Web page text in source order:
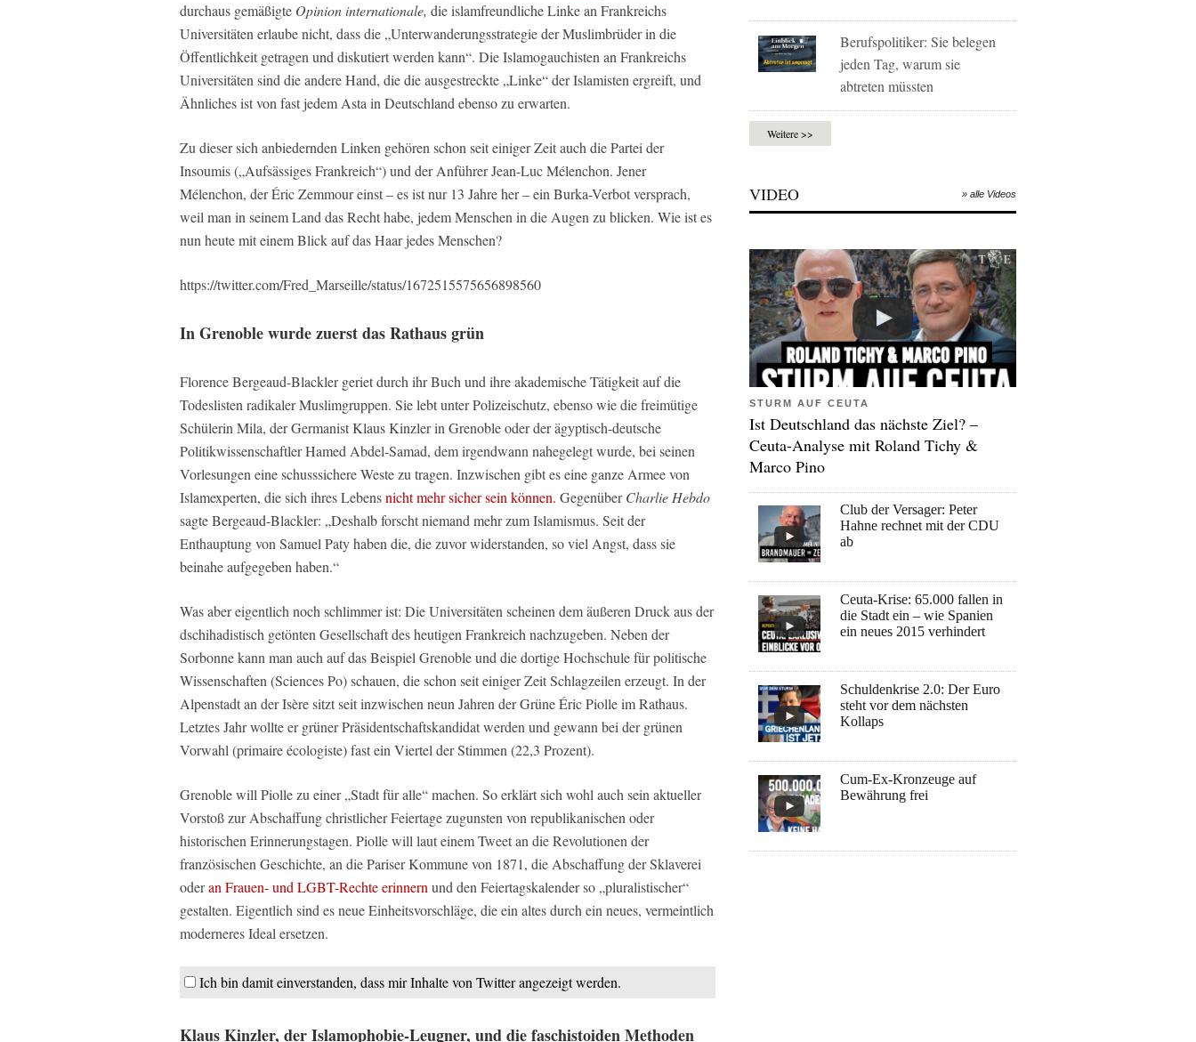
durchaus gemäßigte Opinion internationale, die islamfreundliche Linke an Frankreichs
Universitäten erlaube nicht, dass die „Unterwanderungsstrategie der Muslimbrüder in die
Öffentlichkeit getragen und diskutiert werden kann“. Die Islamogauchisten an Frankreichs
Universitäten sind die andere Hand, die die ausgestreckte „Linke“ der Islamisten ergreift, und
Ähnliches ist von fast jedem Asta in Deutschland ebenso zu erwarten.
Zu dieser sich anbiedernden Linken gehören schon seit einiger Zeit auch die Partei der
Insoumis („Aufsässiges Frankreich“) und der Anführer Jean-Luc Mélenchon. Jener
Mélenchon, der Éric Zemmour einst – es ist nur 13 Jahre her – ein Burka-Verbot versprach,
weil man in seinem Land das Recht habe, jedem Menschen in die Augen zu blicken. Wie ist es
nun heute mit einem Blick auf das Haar jedes Menschen?
https://twitter.com/Fred_Marseille/status/1672515575656898560
In Grenoble wurde zuerst das Rathaus grün
Florence Bergeaud-Blackler geriet durch ihr Buch und ihre akademische Tätigkeit auf die
Todeslisten radikaler Muslimgruppen. Sie lebt unter Polizeischutz, ebenso wie die freimütige
Schülerin Mila, der Germanist Klaus Kinzler in Grenoble oder der ägyptisch-deutsche
Politikwissenschaftler Hamed Abdel-Samad, dem irgendwann nahegelegt wurde, bei seinen
Vorlesungen eine schusssichere Weste zu tragen. Inzwischen gibt es eine ganze Armee von
Islamexperten, die sich ihres Lebensnicht mehr sicher sein können. GegenüberCharlie Hebdo
sagte Bergeaud-Blackler: „Deshalb forscht niemand mehr zum Islamismus. Seit der
Enthauptung von Samuel Paty haben die, die zuvor widerstanden, so viel Angst, dass sie
beinahe aufgegeben haben.“
Was aber eigentlich noch schlimmer ist: Die Universitäten scheinen dem äußeren Druck aus der
dschihadistisch getönten Gesellschaft des heutigen Frankreich nachzugeben. Neben der
Sorbonne kann man auch auf das Beispiel Grenoble und die dortige Hochschule für politische
Wissenschaften (Sciences Po) schauen, die schon seit einiger Zeit Schlagzeilen erzeugt. In der
Alpenstadt an der Isère sitzt seit inzwischen neun Jahren der Grüne Éric Piolle im Rathaus.
Letztes Jahr wollte er grüner Präsidentschaftskandidat werden und gewann bei der grünen
Vorwahl (primaire écologiste) fast ein Viertel der Stimmen (22,3 Prozent).
Grenoble will Piolle zu einer „Stadt für alle“ machen. So erklärt sich wohl auch sein aktueller
Vorstoß zur Abschaffung christlicher Feiertage zugunsten von republikanischen oder
historischen Erinnerungstagen. Piolle will laut einem Tweet an die Revolutionen der
französischen Geschichte, an die Pariser Kommune von 1871, die Abschaffung der Sklaverei
oderan Frauen- und LGBT-Rechte erinnern und den Feiertagskalender so „pluralistischer“
gestalten. Eigentlich sind es neue Einheitsvorschläge, die ein altes durch ein neues, vermeintlich
moderneres Ideal ersetzen.
Ich bin damit einverstanden, dass mir Inhalte von Twitter angezeigt werden.
Klaus Kinzler, der Islamophobie-Leugner, und die faschistoiden Methoden
Berufspolitiker: Sie belegen
jeden Tag, warum sie
abtreten müssten
Weitere >>
VIDEO » alle Videos
STURM AUF CEUTA
Ist Deutschland das nächste Ziel? –
Ceuta-Analyse mit Roland Tichy &
Marco Pino
Club der Versager: Peter
Hahne rechnet mit der CDU
ab
Ceuta-Krise: 65.000 fallen in
die Stadt ein – wie Spanien
ein neues 2015 verhindert
Schuldenkrise 2.0: Der Euro
steht vor dem nächsten
Kollaps
Cum-Ex-Kronzeuge auf
Bewährung frei